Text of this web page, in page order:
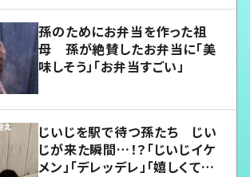
孫のためにお弁当を作った祖
母 孫が絶賛したお弁当に「美
味しそう」「お弁当すごい」
じいじを駅で待つ孫たち じい
じが来た瞬間…！？「じいじイケ
メン」「デレッデレ」「嬉しくて可